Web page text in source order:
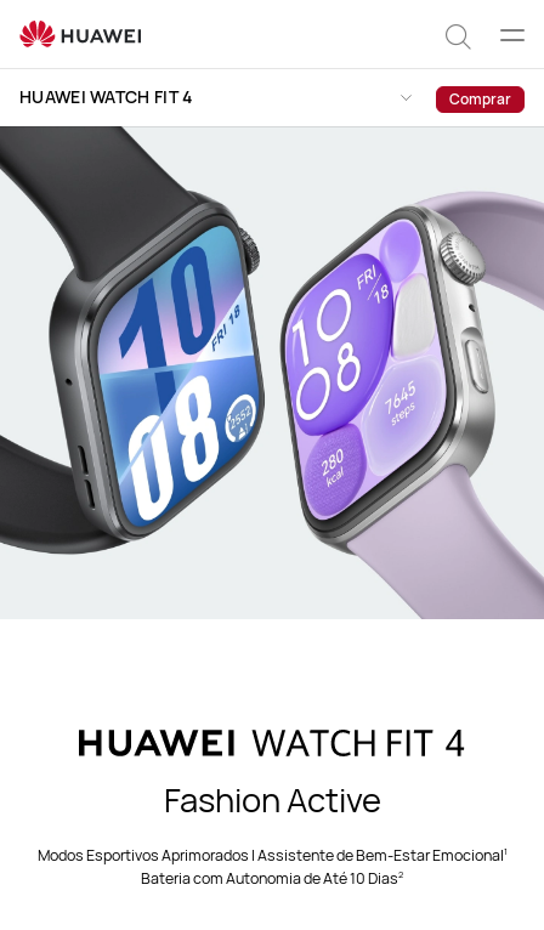
HUAWEI
WATCH
FIT
Abrir
HUAWEI WATCH FIT 4 Comprar
Fashion Active
Modos Esportivos Aprimorados | Assistente de Bem-Estar Emocional⁠1
Bateria com Autonomia de Até 10 Dias⁠2